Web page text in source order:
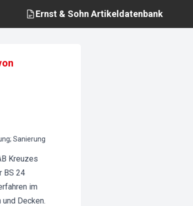
Ernst & Sohn Artikeldatenbank
Sanierung
Kreuzes
BS 24
im
Decken.